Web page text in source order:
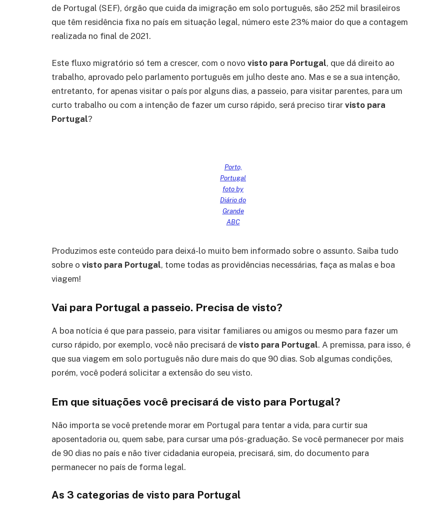
de Portugal (SEF), órgão que cuida da imigração em solo português, são 252 mil brasileiros
que têm residência fixa no país em situação legal, número este 23% maior do que a contagem
realizada no final de 2021.
Este fluxo migratório só tem a crescer, com o novo visto para Portugal, que dá direito ao
trabalho, aprovado pelo parlamento português em julho deste ano. Mas e se a sua intenção,
entretanto, for apenas visitar o país por alguns dias, a passeio, para visitar parentes, para um
curto trabalho ou com a intenção de fazer um curso rápido, será preciso tirar visto para
Portugal?
Porto,
Portugal
foto by
Diário do
Grande
ABC
Produzimos este conteúdo para deixá-lo muito bem informado sobre o assunto. Saiba tudo
sobre o visto para Portugal, tome todas as providências necessárias, faça as malas e boa
viagem!
Vai para Portugal a passeio. Precisa de visto?
A boa notícia é que para passeio, para visitar familiares ou amigos ou mesmo para fazer um
curso rápido, por exemplo, você não precisará de visto para Portugal. A premissa, para isso, é
que sua viagem em solo português não dure mais do que 90 dias. Sob algumas condições,
porém, você poderá solicitar a extensão do seu visto.
Em que situações você precisará de visto para Portugal?
Não importa se você pretende morar em Portugal para tentar a vida, para curtir sua
aposentadoria ou, quem sabe, para cursar uma pós-graduação. Se você permanecer por mais
de 90 dias no país e não tiver cidadania europeia, precisará, sim, do documento para
permanecer no país de forma legal.
As 3 categorias de visto para Portugal